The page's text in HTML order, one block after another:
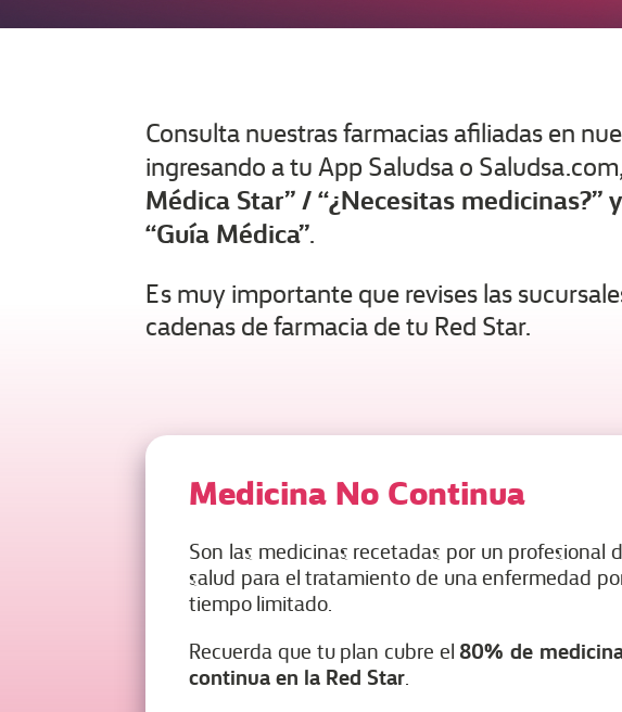
Consulta nuestras farmacias afiliadas en
ingresando a tu App Saludsa o
Médica Star” / “¿Necesitas medicinas?”
“Guía Médica”.
Es muy importante que revises las
cadenas de farmacia de tu Red Star.
Medicina No Continua
Son las medicinas recetadas por un profesional
salud para el tratamiento de una enfermedad
tiempo limitado.
Recuerda que tu plan cubre el80% de
continua en la Red Star.